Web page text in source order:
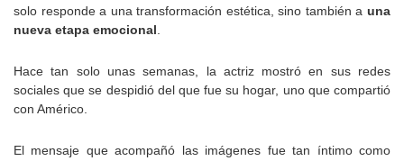
solo responde a una transformación estética, sino también a una
nueva etapa emocional
Hace tan solo unas semanas, la actriz mostró en sus redes
sociales que se despidió del que fue su hogar, uno que compartió
con Américo.
El mensaje que acompañó las imágenes fue tan íntimo como